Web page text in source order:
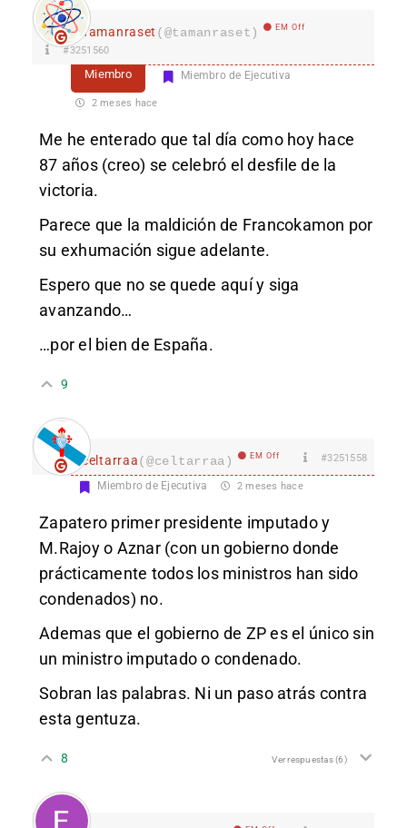
Tamanraset (@tamanraset) EM Off
#3251560
Miembro Miembro de Ejecutiva
2 meses hace
Me he enterado que tal día como hoy hace
87 años (creo) se celebró el desfile de la
victoria.
Parece que la maldición de Francokamon por
su exhumación sigue adelante.
Espero que no se quede aquí y siga
avanzando…
…por el bien de España.
9
celtarraa(@celtarraa) EM Off #3251558
Miembro de Ejecutiva 2 meses hace
Zapatero primer presidente imputado y
M.Rajoy o Aznar (con un gobierno donde
prácticamente todos los ministros han sido
condenados) no.
Ademas que el gobierno de ZP es el único sin
un ministro imputado o condenado.
Sobran las palabras. Ni un paso atrás contra
esta gentuza.
8 Ver respuestas(6)